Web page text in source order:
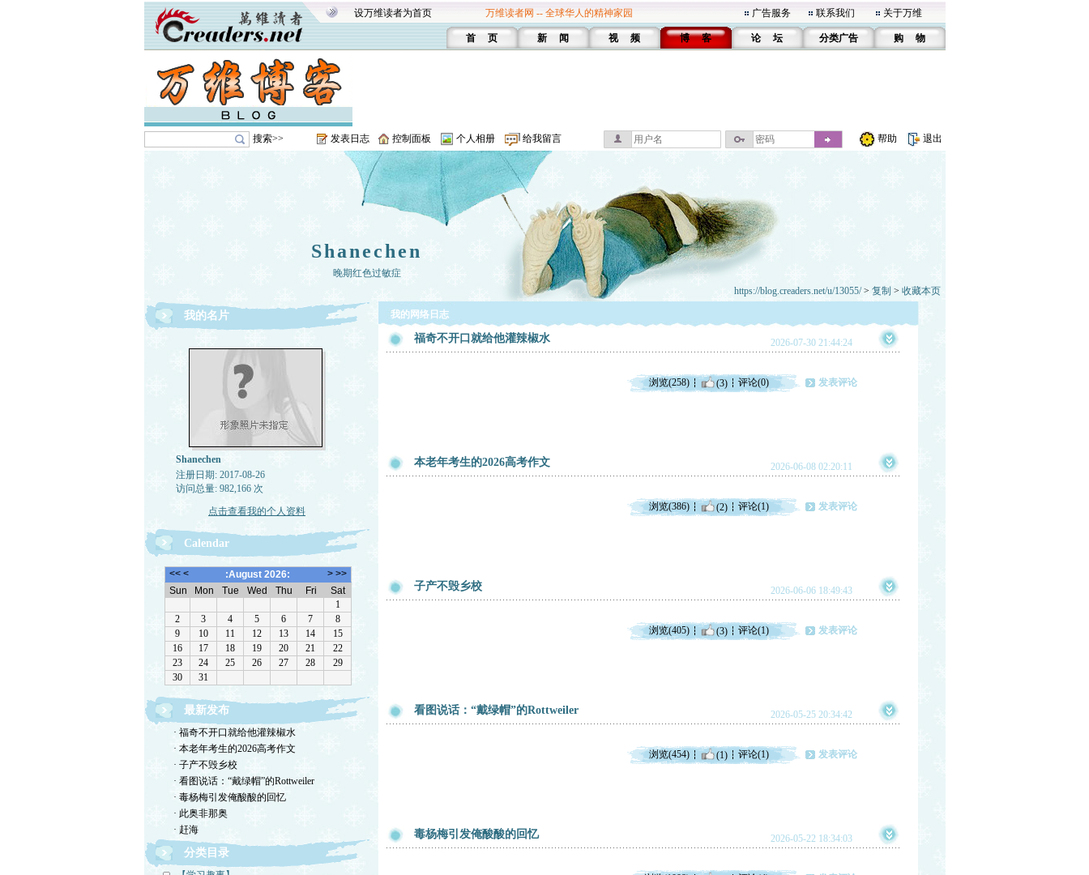
设万维读者为首页 万维读者网 -- 全球华人的精神家园 广告服务 联系我们 关于万维
首 页 新 闻 视 频 博 客 论 坛 分类广告 购 物
搜索>> 发表日志 控制面板 个人相册 给我留言 帮助 退出
Shanechen
晚期红色过敏症
https://blog.creaders.net/u/13055/> 复制 > 收藏本页
我的名片
Shanechen
注册日期: 2017-08-26
访问总量: 982,166 次
点击查看我的个人资料
Calendar
最新发布
· 福奇不开口就给他灌辣椒水
· 本老年考生的2026高考作文
· 子产不毁乡校
· 看图说话：“戴绿帽”的Rottweiler
· 毒杨梅引发俺酸酸的回忆
· 此奥非那奥
· 赶海
分类目录
我的网络日志
福奇不开口就给他灌辣椒水 2026-07-30 21:44:24
浏览(258) (3) 评论(0) 发表评论
本老年考生的2026高考作文 2026-06-08 02:20:11
浏览(386) (2) 评论(1) 发表评论
子产不毁乡校 2026-06-06 18:49:43
浏览(405) (3) 评论(1) 发表评论
看图说话：“戴绿帽”的Rottweiler 2026-05-25 20:34:42
浏览(454) (1) 评论(1) 发表评论
毒杨梅引发俺酸酸的回忆 2026-05-22 18:34:03